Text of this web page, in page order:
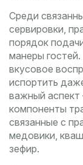
Среди
сервировки,
порядок
манеры гостей
вкусовое
испортить
важный аспект
компоненты
связанные с
медовики,
зефир.